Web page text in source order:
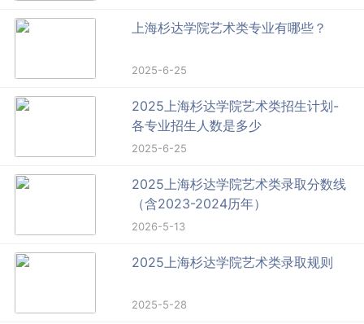
上海杉达学院艺术类专业有哪些？
2025-6-25
2025上海杉达学院艺术类招生计划-
各专业招生人数是多少
2025-6-25
2025上海杉达学院艺术类录取分数线
（含2023-2024历年）
2026-5-13
2025上海杉达学院艺术类录取规则
2025-5-28